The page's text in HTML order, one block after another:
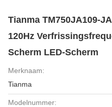
Tianma TM750JA109-
120Hz
Scherm LED-Scherm
Merknaam:
Tianma
Modelnummer: